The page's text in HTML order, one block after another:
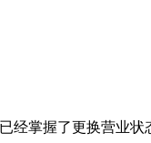
经掌握了更换营业